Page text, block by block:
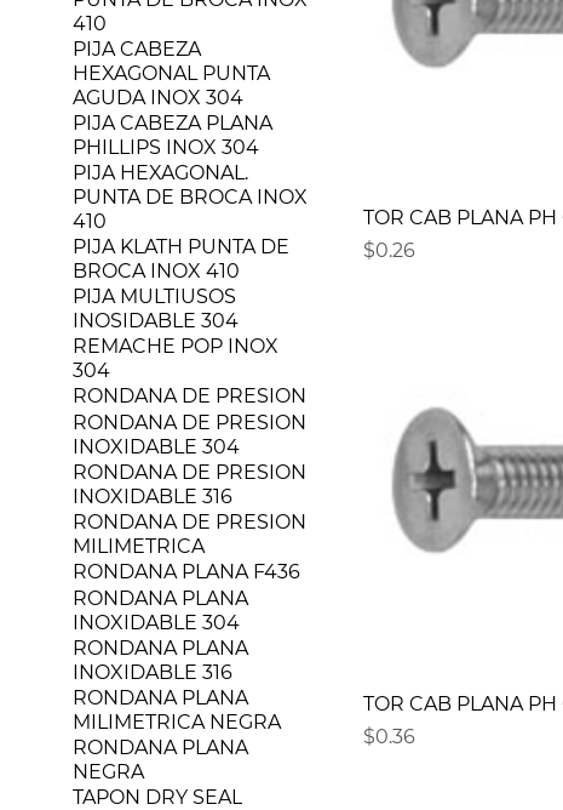
410
PIJA CABEZA
HEXAGONAL PUNTA
AGUDA INOX 304
PIJA CABEZA PLANA
PHILLIPS INOX 304
PIJA HEXAGONAL.
PUNTA DE BROCA INOX
410
PIJA KLATH PUNTA DE
BROCA INOX 410
PIJA MULTIUSOS
INOSIDABLE 304
REMACHE POP INOX
304
RONDANA DE PRESION
RONDANA DE PRESION
INOXIDABLE 304
RONDANA DE PRESION
INOXIDABLE 316
RONDANA DE PRESION
MILIMETRICA
RONDANA PLANA F436
RONDANA PLANA
INOXIDABLE 304
RONDANA PLANA
INOXIDABLE 316
RONDANA PLANA
MILIMETRICA NEGRA
RONDANA PLANA
NEGRA
TAPON DRY SEAL
TOR CAB PLANA PH
Precio
$0.26
TOR CAB PLANA PH
Precio
$0.36